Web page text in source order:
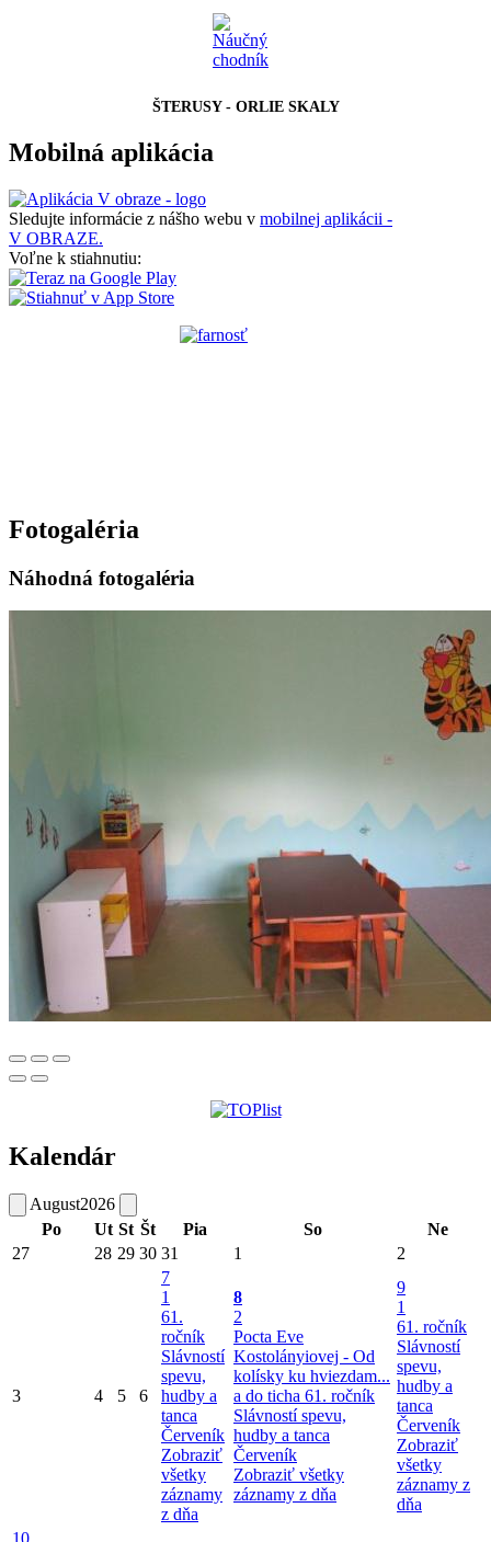
ŠTERUSY - ORLIE SKALY
Mobilná aplikácia
Sledujte informácie z nášho webu v mobilnej aplikácii -
V OBRAZE.
Voľne k stiahnutiu:
Fotogaléria
Náhodná fotogaléria
Kalendár
August2026
Po
Ut St Št Pia So
Ne
27
28 29 30 31 1 2
3 4 5 6
7
1
61.
ročník
Slávností
spevu,
hudby a
tanca
Červeník
Zobraziť
všetky
záznamy
z dňa
8
2
Pocta Eve
Kostolányiovej - Od
kolísky ku hviezdam...
a do ticha 61. ročník
Slávností spevu,
hudby a tanca
Červeník
Zobraziť všetky
záznamy z dňa
9
1
61. ročník
Slávností
spevu,
hudby a
tanca
Červeník
Zobraziť
všetky
záznamy z
dňa
10